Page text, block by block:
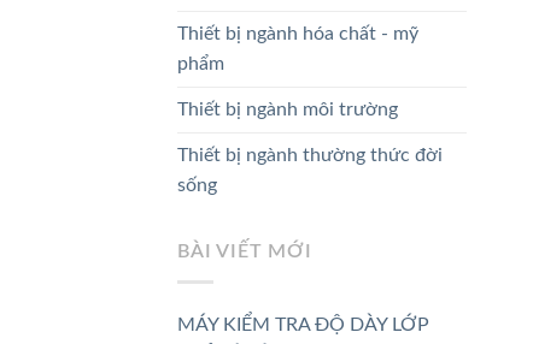
Thiết bị ngành hóa chất - mỹ
phẩm
Thiết bị ngành môi trường
Thiết bị ngành thường thức đời
sống
BÀI VIẾT MỚI
MÁY KIỂM TRA ĐỘ DÀY LỚP